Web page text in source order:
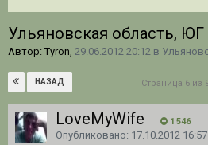
Ульяновская область, ЮГ
Автор: Tyron, 29.06.2012 20:12 в
НАЗАД Страница 6 из
LoveMyWife 1 546
Опубликовано: 17.10.2012 16:57